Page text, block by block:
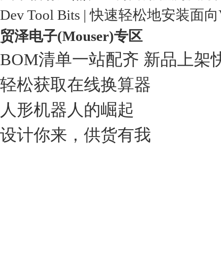
Dev Tool Bits | 快速轻松地安装面
贸泽电子(Mouser)专区
BOM清单一站配齐 新品上架
轻松获取在线换算器
人形机器人的崛起
设计你来，供货有我